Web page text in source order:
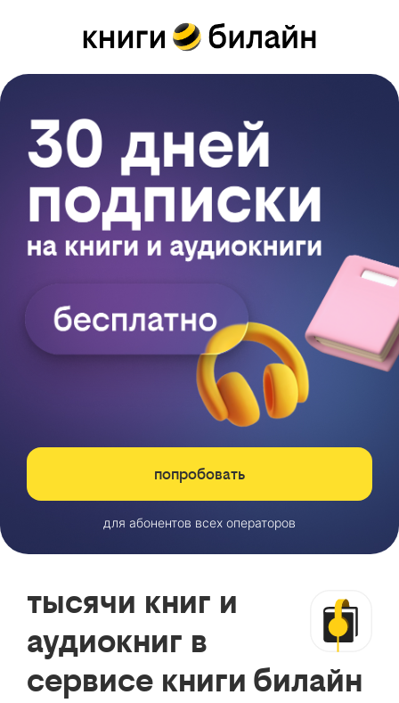
попробовать
для абонентов всех операторов
тысячи книг и
аудиокниг в
сервисе книги билайн